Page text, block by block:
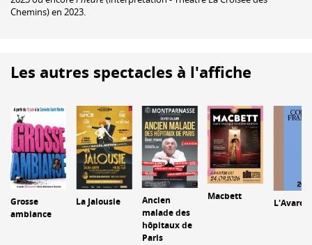
Chemins) en 2023.
Les autres spectacles à l'affiche
Grosse
ambiance
La Jalousie
Ancien
malade des
hôpitaux de
Paris
Macbett
L'Avare